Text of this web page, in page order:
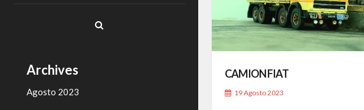
Archives
Agosto 2023
CAMION FIAT
19 Agosto 2023